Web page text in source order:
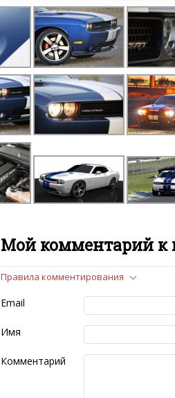
Мой комментарий к
Чтобы ваш комментарий был
следующих правил:
Комментарий не может быть
эмоциональных высказываний.
Не стоит отклоняться от
Пожалуйста, не используйте в
также призывы к насилию и
Правила комментирования
Email
Имя
Комментарий